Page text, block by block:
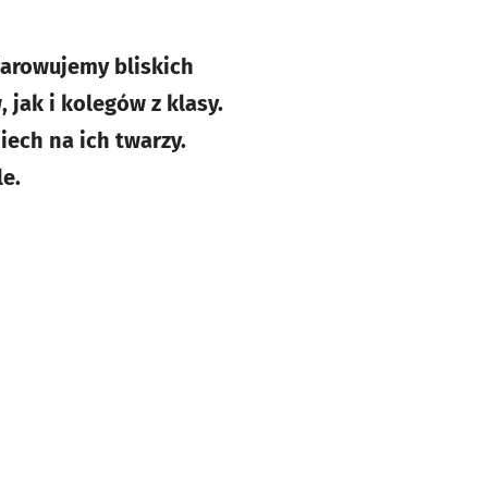
bliskich
jak i kolegów z klasy.
na ich twarzy.